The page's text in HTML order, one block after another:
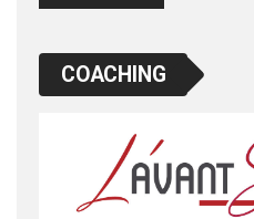
COACHING